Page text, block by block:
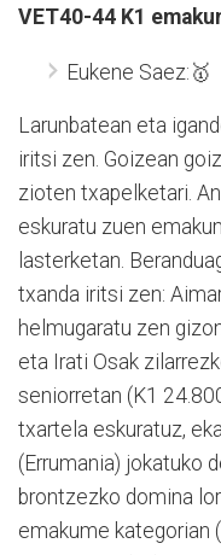
VET40-44 K1
Eukene Saez:🥇
Larunbatean eta
iritsi zen. Goizean
zioten txapelketari.
eskuratu zuen
lasterketan.
txanda iritsi zen:
helmugaratu zen
eta Irati Osak
seniorretan (K1
txartela eskuratuz,
(Errumania) jokatuko
brontzezko domina
emakume kategorian